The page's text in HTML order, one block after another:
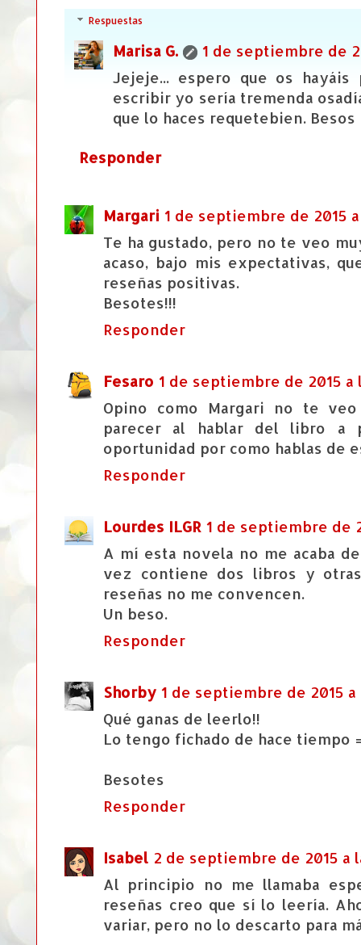
Respuestas
Marisa G.
1 de septiembre de
Jejeje... espero que os
escribir yo sería tremenda
que lo haces requetebien. Besos
Responder
Margari 1 de septiembre de 2015
Te ha gustado, pero no te veo
acaso, bajo mis expectativas,
reseñas positivas.
Besotes!!!
Responder
Fesaro 1 de septiembre de 2015 a
Opino como Margari no te
parecer al hablar del libro a
oportunidad por como hablas de
Responder
Lourdes ILGR 1 de septiembre de
A mí esta novela no me acaba
vez contiene dos libros y
reseñas no me convencen.
Un beso.
Responder
Shorby 1 de septiembre de 2015 a
Qué ganas de leerlo!!
Lo tengo fichado de hace tiempo
Besotes
Responder
Isabel 2 de septiembre de 2015 a
Al principio no me llamaba
reseñas creo que sí lo leería.
variar, pero no lo descarto para